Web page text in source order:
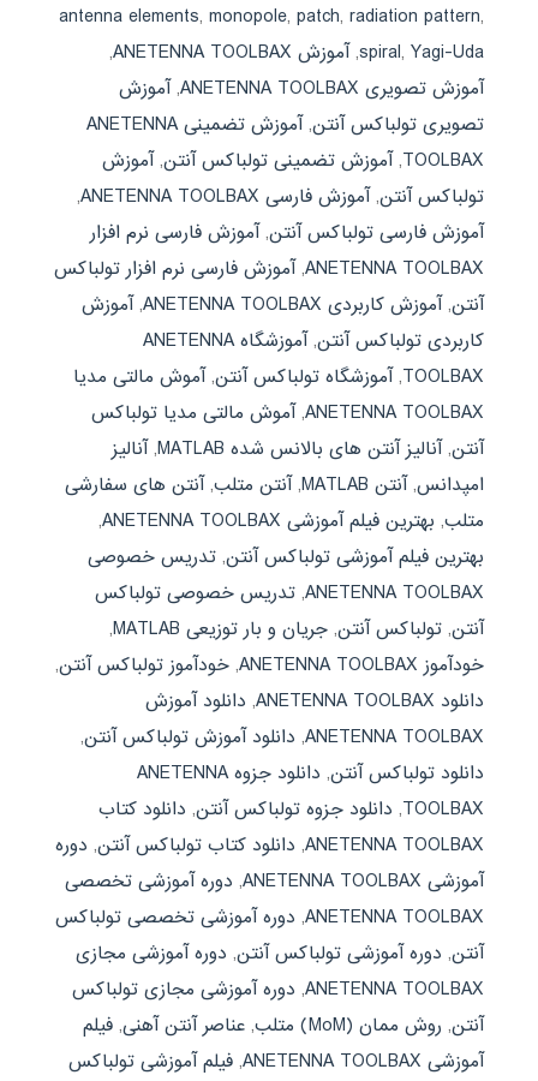
antenna elements,monopole,patch,radiation pattern,
spiral,Yagi-Uda
,آموزش ANETENNA TOOLBAX
,
آموزش تصویری ANETENNA TOOLBAX
,آموزش
تصویری تولباکس آنتن,
آموزش تضمینی ANETENNA
TOOLBAX
,آموزش تضمینی تولباکس آنتن,آموزش
تولباکس آنتن,آموزش فارسی ANETENNA TOOLBAX
,
آموزش فارسی تولباکس آنتن,آموزش فارسی نرم افزار
ANETENNA TOOLBAX
,آموزش فارسی نرم افزار تولباکس
آنتن,آموزش کاربردی ANETENNA TOOLBAX ,آموزش
کاربردی تولباکس آنتن,
آموزشگاه ANETENNA
TOOLBAX
,آموزشگاه تولباکس آنتن,آموش مالتی مدیا
ANETENNA TOOLBAX
,آموش مالتی مدیا تولباکس
آنتن,آنالیز آنتن های بالانس شده MATLAB ,آنالیز
امپدانس,آنتن MATLAB ,آنتن متلب,آنتن های سفارشی
متلب, بهترین فیلم آموزشی ANETENNA TOOLBAX
,
بهترین فیلم آموزشی تولباکس آنتن, تدریس خصوصی
ANETENNA TOOLBAX
, تدریس خصوصی تولباکس
آنتن, تولباکس آنتن, جریان و بار توزیعی MATLAB
,
خودآموز ANETENNA TOOLBAX
, خودآموز تولباکس آنتن,
دانلود ANETENNA TOOLBAX
, دانلود آموزش
ANETENNA TOOLBAX
, دانلود آموزش تولباکس آنتن,
دانلود تولباکس آنتن,
دانلود جزوه ANETENNA
TOOLBAX
, دانلود جزوه تولباکس آنتن, دانلود کتاب
ANETENNA TOOLBAX
, دانلود کتاب تولباکس آنتن, دوره
آموزشی ANETENNA TOOLBAX
, دوره آموزشی تخصصی
ANETENNA TOOLBAX
, دوره آموزشی تخصصی تولباکس
آنتن, دوره آموزشی تولباکس آنتن, دوره آموزشی مجازی
ANETENNA TOOLBAX
, دوره آموزشی مجازی تولباکس
آنتن, روش ممان (MoM) متلب , عناصر آنتن آهنی, فیلم
آموزشی ANETENNA TOOLBAX
, فیلم آموزشی تولباکس